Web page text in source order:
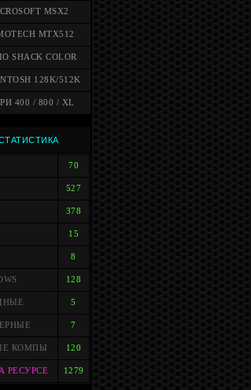
MSX2
MTX512
SHACK COLOR
128K/512K
400 / 800 / XL
70
527
378
15
8
128
5
7
КОМПЫ 120
РЕСУРСЕ 1279